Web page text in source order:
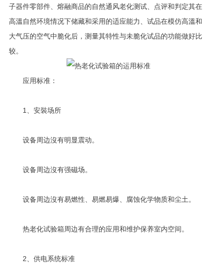
子器件零部件、熔融商品的自然通风老化测试、点评和判定其在
高溫自然环境情况下储藏和采用的适应能力、试品在模仿高溫和
大气压的空气中脆化后，测量其特性与未脆化试品的功能做好比
较。
应用标准：
1、安裝场所
设备周边沒有明显震动。
设备周边沒有强磁场。
设备周边沒有易燃性、易燃易爆、腐蚀化学物质和尘土。
热老化试验箱周边有合理的应用和维护保养室内空间。
2、供电系统标准